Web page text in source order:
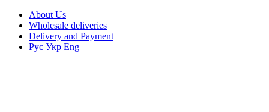
About Us
Wholesale deliveries
Delivery and Payment
Рус Укр Eng